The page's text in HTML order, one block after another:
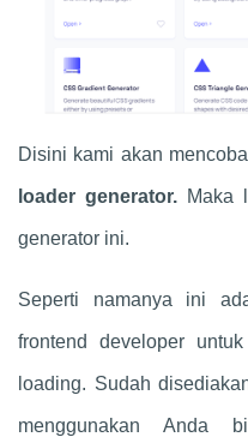
Disini kami akan
loader generator. Maka
generator ini.
Seperti namanya ini
frontend developer
loading. Sudah
menggunakan Anda